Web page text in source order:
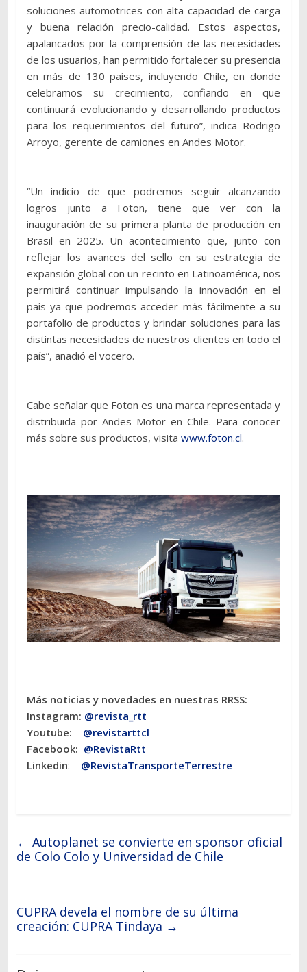
soluciones automotrices con alta capacidad de carga
y buena relación precio-calidad. Estos aspectos,
apalancados por la comprensión de las necesidades
de los usuarios, han permitido fortalecer su presencia
en más de 130 países, incluyendo Chile, en donde
celebramos su crecimiento, confiando en que
continuará evolucionando y desarrollando productos
para los requerimientos del futuro”, indica Rodrigo
Arroyo, gerente de camiones en Andes Motor.
“Un indicio de que podremos seguir alcanzando
logros junto a Foton, tiene que ver con la
inauguración de su primera planta de producción en
Brasil en 2025. Un acontecimiento que, junto con
reflejar los avances del sello en su estrategia de
expansión global con un recinto en Latinoamérica, nos
permitirá continuar impulsando la innovación en el
país ya que podremos acceder más fácilmente a su
portafolio de productos y brindar soluciones para las
distintas necesidades de nuestros clientes en todo el
país”, añadió el vocero.
Cabe señalar que Foton es una marca representada y
distribuida por Andes Motor en Chile. Para conocer
más sobre sus productos, visita www.foton.cl.
Más noticias y novedades en nuestras RRSS:
Instagram: @revista_rtt
Youtube: @revistarttcl
Facebook: @RevistaRtt
Linkedin: @RevistaTransporteTerrestre
← Autoplanet se convierte en sponsor oficial
de Colo Colo y Universidad de Chile
CUPRA devela el nombre de su última
creación: CUPRA Tindaya →